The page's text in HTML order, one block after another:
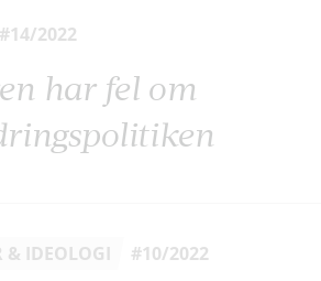
#14/2022
har fel om
& IDEOLOGI #10/2022